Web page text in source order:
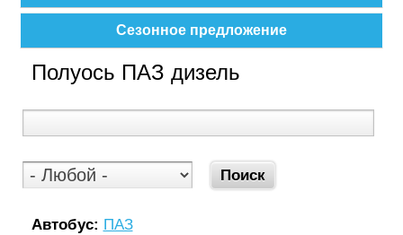
Сезонное предложение
Полуось ПАЗ дизель
Автобус: ПАЗ